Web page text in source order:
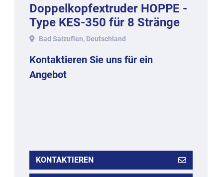
Doppelkopfextruder HOPPE -
Type KES-350 für 8 Stränge
auf 350 mm Bandbreite.
Bad Salzuflen, Deutschland
Kontaktieren Sie uns für ein
Angebot
KONTAKTIEREN